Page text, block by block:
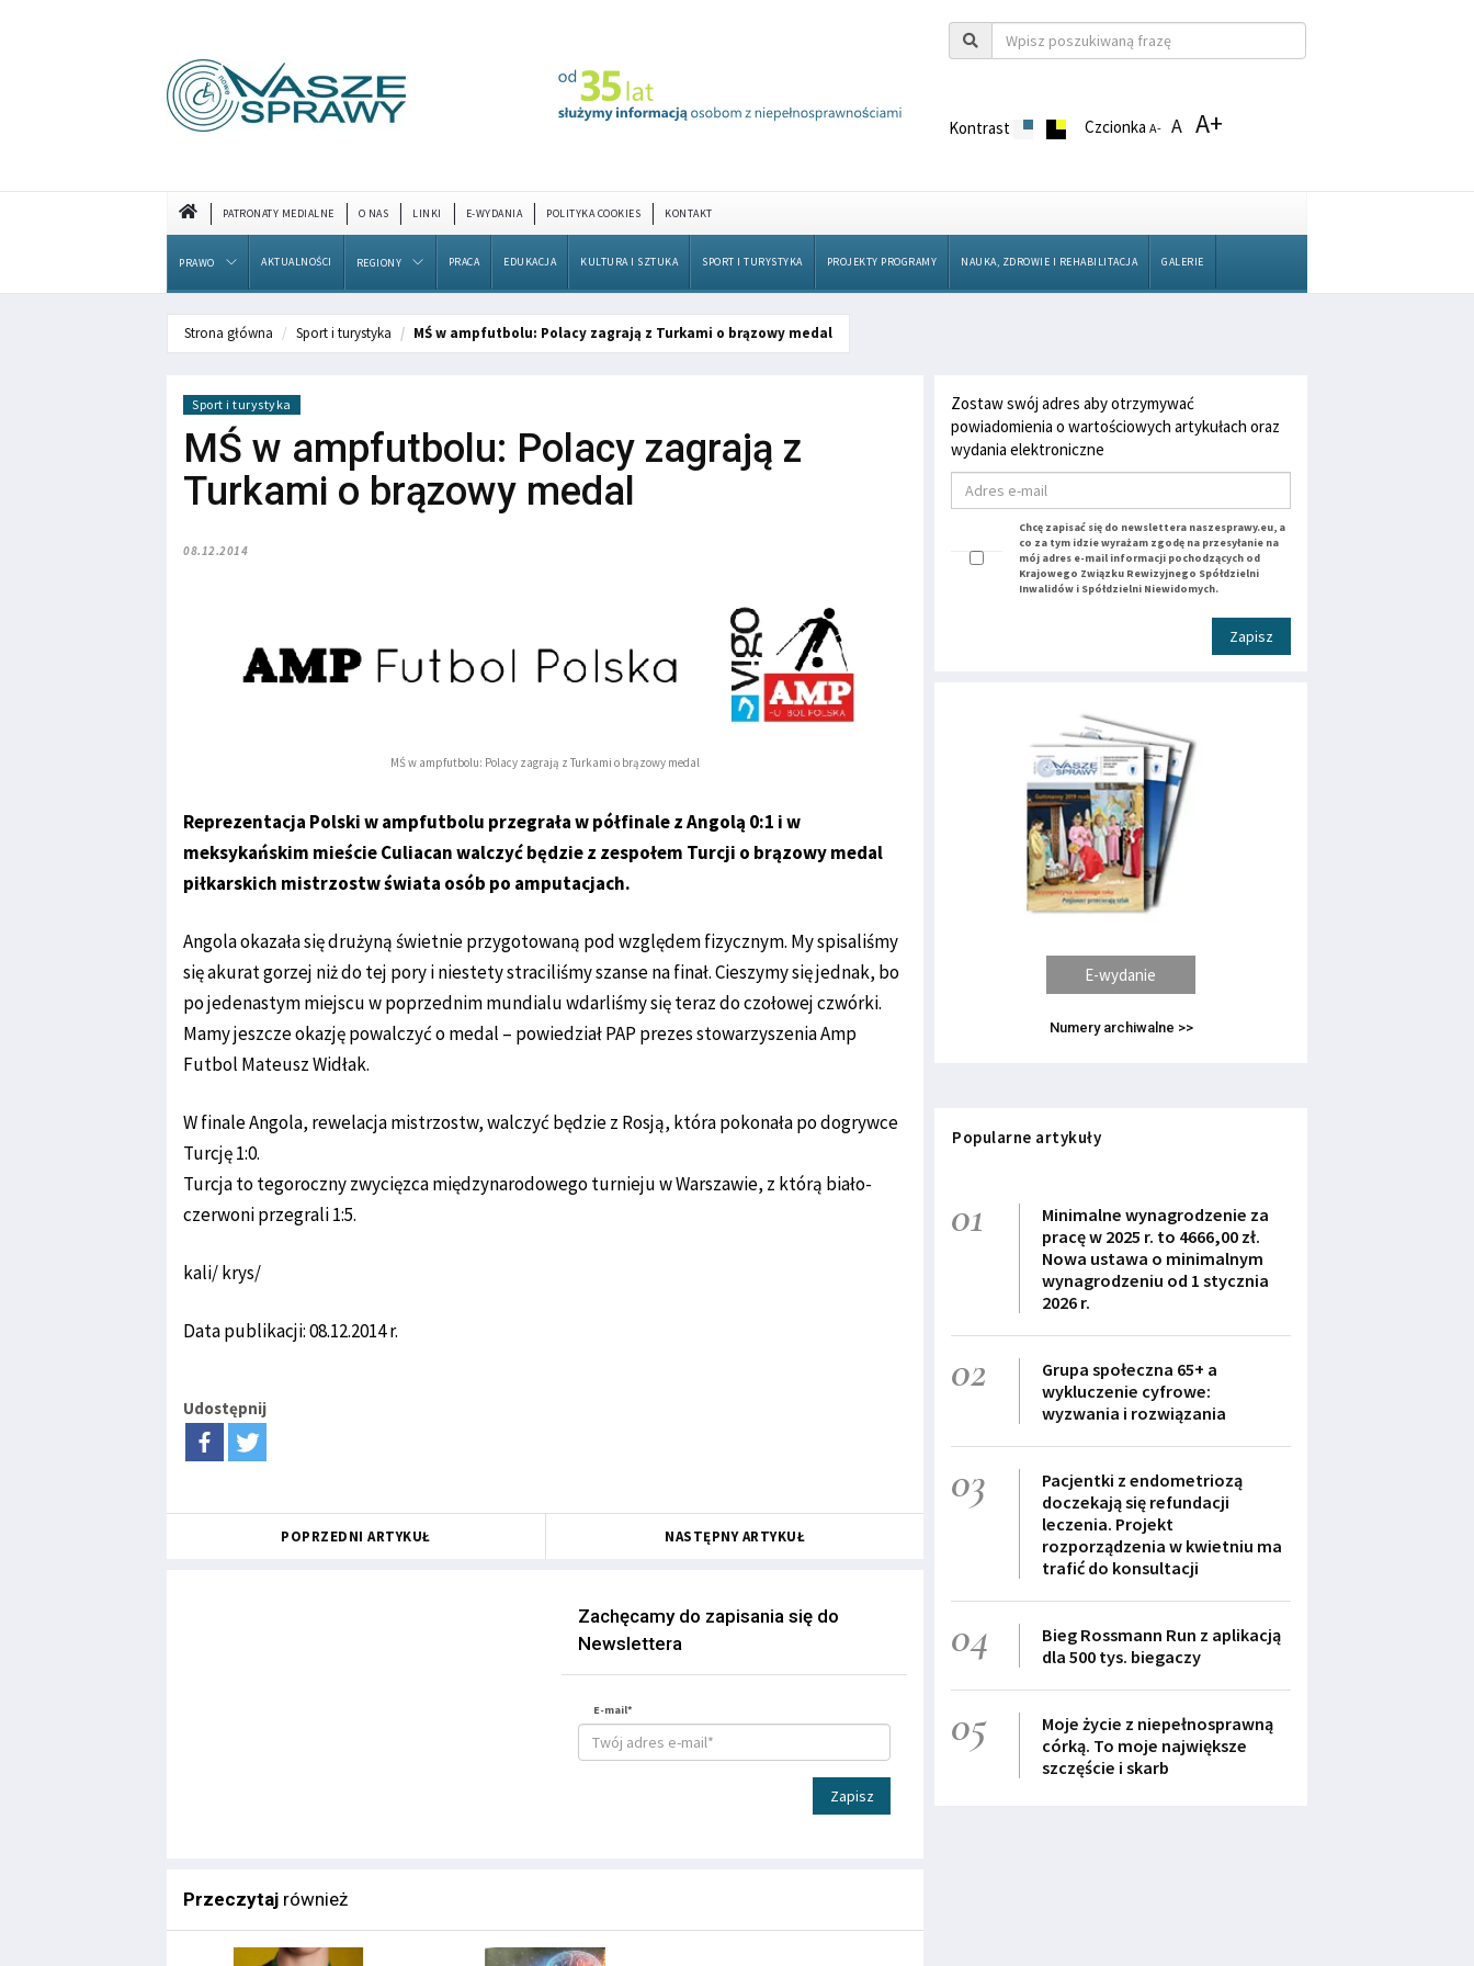
Kontrast CzcionkaA- A A+
PATRONATY MEDIALNE O NAS LINKI E-WYDANIA POLITYKA COOKIES KONTAKT
PRAWO AKTUALNOŚCI REGIONY PRACA EDUKACJA KULTURA I SZTUKA SPORT I TURYSTYKA PROJEKTY PROGRAMY NAUKA, ZDROWIE I REHABILITACJA GALERIE
Strona główna Sport i turystyka MŚ w ampfutbolu: Polacy zagrają z Turkami o brązowy medal
Sport i turystyka
MŚ w ampfutbolu: Polacy zagrają z
Turkami o brązowy medal
08.12.2014
MŚ w ampfutbolu: Polacy zagrają z Turkami o brązowy medal
Reprezentacja Polski w ampfutbolu przegrała w półfinale z Angolą 0:1 i w
meksykańskim mieście Culiacan walczyć będzie z zespołem Turcji o brązowy medal
piłkarskich mistrzostw świata osób po amputacjach.
Angola okazała się drużyną świetnie przygotowaną pod względem fizycznym. My spisaliśmy
się akurat gorzej niż do tej pory i niestety straciliśmy szanse na finał. Cieszymy się jednak, bo
po jedenastym miejscu w poprzednim mundialu wdarliśmy się teraz do czołowej czwórki.
Mamy jeszcze okazję powalczyć o medal – powiedział PAP prezes stowarzyszenia Amp
Futbol Mateusz Widłak.
W finale Angola, rewelacja mistrzostw, walczyć będzie z Rosją, która pokonała po dogrywce
Turcję 1:0.
Turcja to tegoroczny zwycięzca międzynarodowego turnieju w Warszawie, z którą biało-
czerwoni przegrali 1:5.
kali/ krys/
Data publikacji: 08.12.2014 r.
Udostępnij
POPRZEDNI ARTYKUŁ NASTĘPNY ARTYKUŁ
Zachęcamy do zapisania się do
Newslettera
E-mail*
Zapisz
Przeczytaj również
Zostaw swój adres aby otrzymywać
powiadomienia o wartościowych artykułach oraz
wydania elektroniczne
Chcę zapisać się do newslettera naszesprawy.eu, a
co za tym idzie wyrażam zgodę na przesyłanie na
mój adres e-mail informacji pochodzących od
Krajowego Związku Rewizyjnego Spółdzielni
Inwalidów i Spółdzielni Niewidomych.
Zapisz
E-wydanie
Numery archiwalne >>
Popularne artykuły
01
Minimalne wynagrodzenie za
pracę w 2025 r. to 4666,00 zł.
Nowa ustawa o minimalnym
wynagrodzeniu od 1 stycznia
2026 r.
02
Grupa społeczna 65+ a
wykluczenie cyfrowe:
wyzwania i rozwiązania
03
Pacjentki z endometriozą
doczekają się refundacji
leczenia. Projekt
rozporządzenia w kwietniu ma
trafić do konsultacji
04
Bieg Rossmann Run z aplikacją
dla 500 tys. biegaczy
05
Moje życie z niepełnosprawną
córką. To moje największe
szczęście i skarb